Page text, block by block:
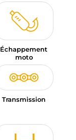
Échappement
moto
Transmission